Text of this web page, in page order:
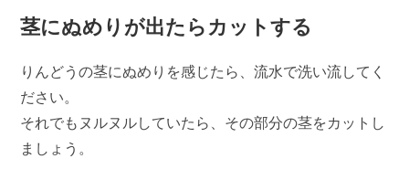
茎にぬめりが出たらカットする
りんどうの茎にぬめりを感じたら、流水で洗い流してく
ださい。
それでもヌルヌルしていたら、その部分の茎をカットし
ましょう。